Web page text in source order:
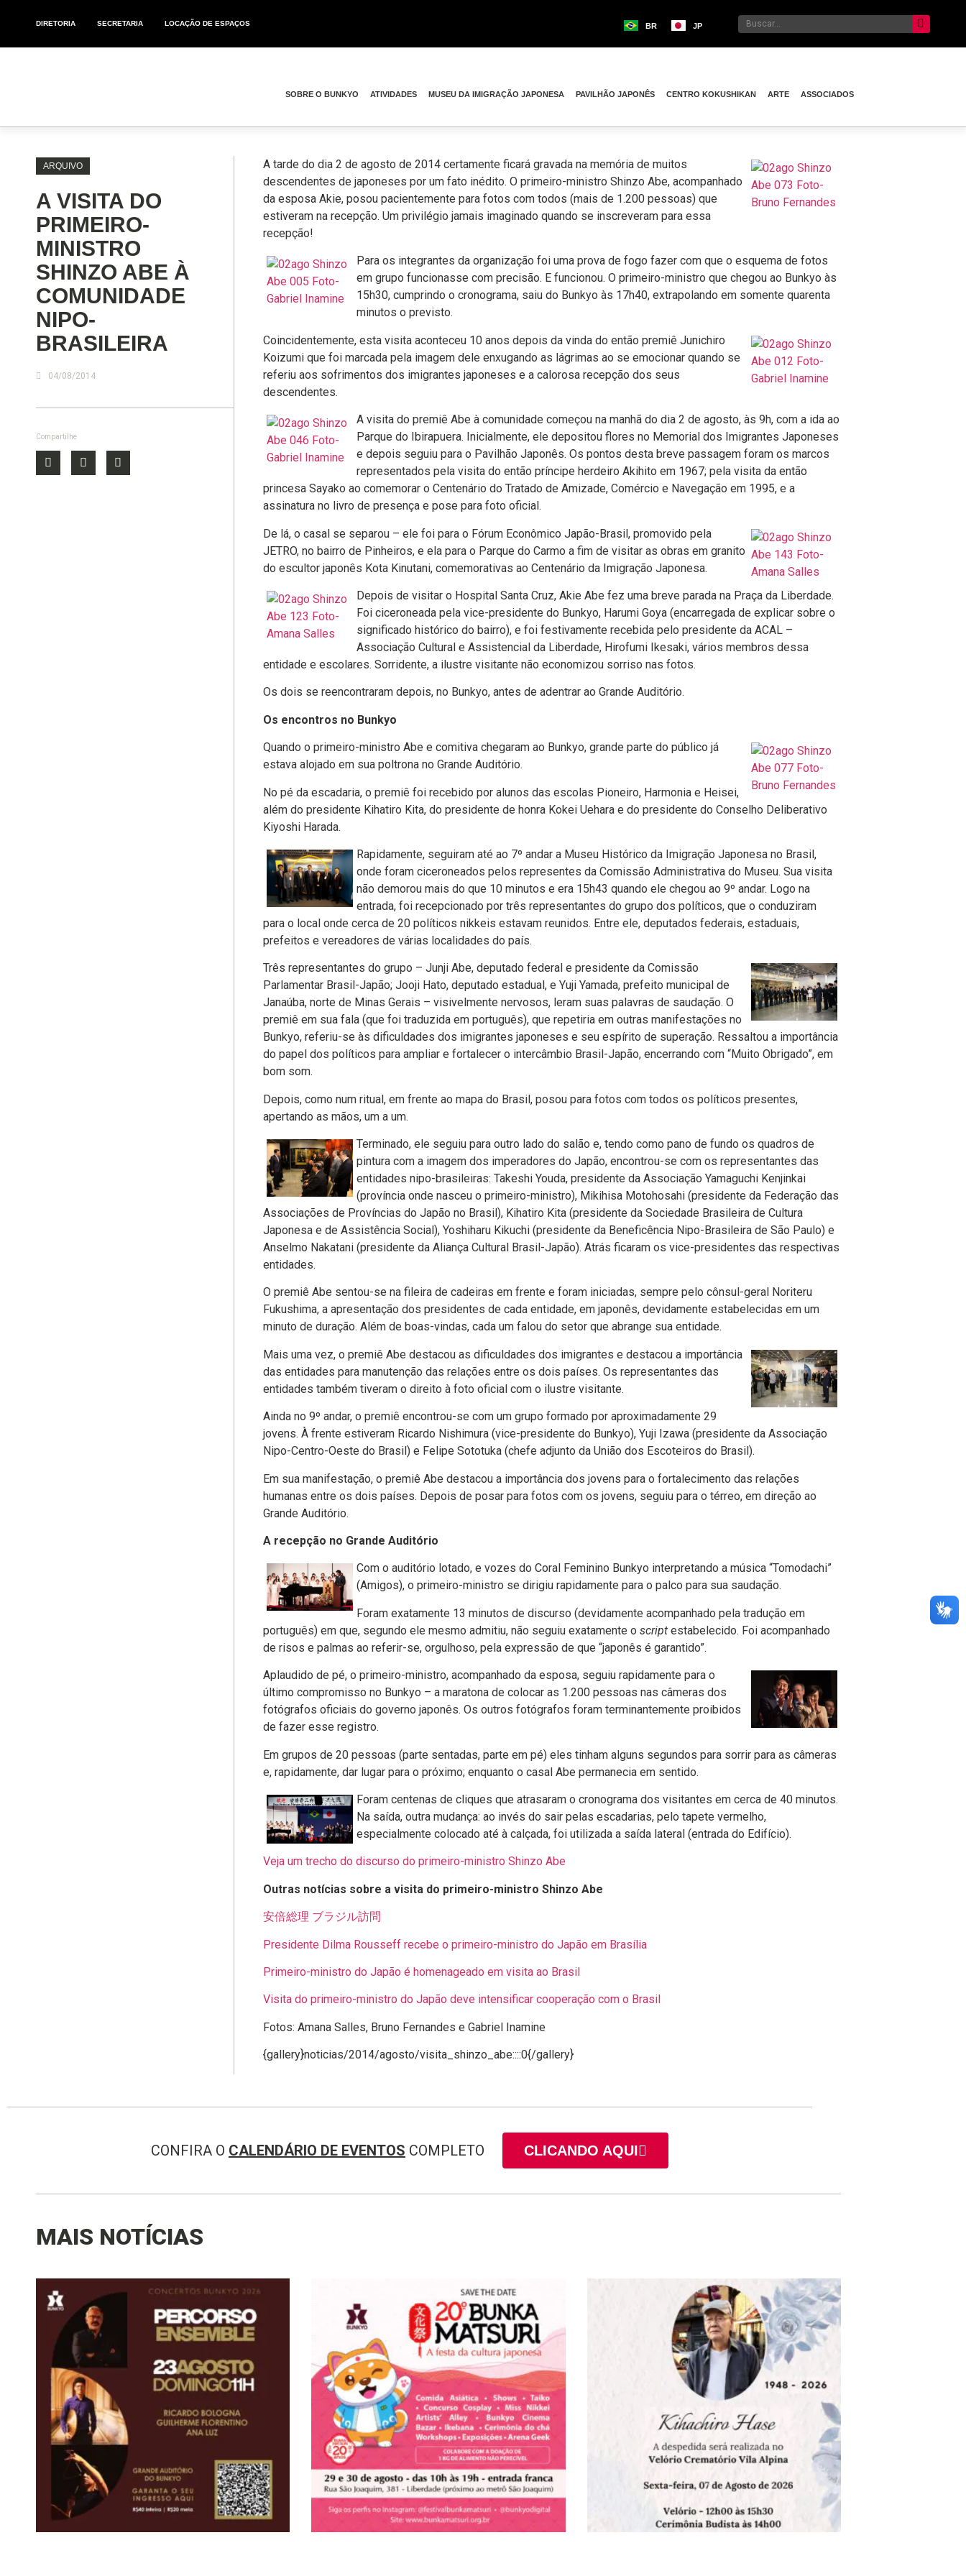
DIRETORIA SECRETARIA LOCAÇÃO DE ESPAÇOS BR JP
SOBRE O BUNKYO ATIVIDADES MUSEU DA IMIGRAÇÃO JAPONESA PAVILHÃO JAPONÊS CENTRO KOKUSHIKAN ARTE ASSOCIADOS
ARQUIVO
A VISITA DO
PRIMEIRO-
MINISTRO
SHINZO ABE À
COMUNIDADE
NIPO-
BRASILEIRA
04/08/2014
Compartilhe
A tarde do dia 2 de agosto de 2014 certamente ficará gravada na memória de muitos
descendentes de japoneses por um fato inédito. O primeiro-ministro Shinzo Abe, acompanhado
da esposa Akie, posou pacientemente para fotos com todos (mais de 1.200 pessoas) que
estiveram na recepção. Um privilégio jamais imaginado quando se inscreveram para essa
recepção!
Para os integrantes da organização foi uma prova de fogo fazer com que o esquema de fotos
em grupo funcionasse com precisão. E funcionou. O primeiro-ministro que chegou ao Bunkyo às
15h30, cumprindo o cronograma, saiu do Bunkyo às 17h40, extrapolando em somente quarenta
minutos o previsto.
Coincidentemente, esta visita aconteceu 10 anos depois da vinda do então premiê Junichiro
Koizumi que foi marcada pela imagem dele enxugando as lágrimas ao se emocionar quando se
referiu aos sofrimentos dos imigrantes japoneses e a calorosa recepção dos seus
descendentes.
A visita do premiê Abe à comunidade começou na manhã do dia 2 de agosto, às 9h, com a ida ao
Parque do Ibirapuera. Inicialmente, ele depositou flores no Memorial dos Imigrantes Japoneses
e depois seguiu para o Pavilhão Japonês. Os pontos desta breve passagem foram os marcos
representados pela visita do então príncipe herdeiro Akihito em 1967; pela visita da então
princesa Sayako ao comemorar o Centenário do Tratado de Amizade, Comércio e Navegação em 1995, e a
assinatura no livro de presença e pose para foto oficial.
De lá, o casal se separou – ele foi para o Fórum Econômico Japão-Brasil, promovido pela
JETRO, no bairro de Pinheiros, e ela para o Parque do Carmo a fim de visitar as obras em granito
do escultor japonês Kota Kinutani, comemorativas ao Centenário da Imigração Japonesa.
Depois de visitar o Hospital Santa Cruz, Akie Abe fez uma breve parada na Praça da Liberdade.
Foi ciceroneada pela vice-presidente do Bunkyo, Harumi Goya (encarregada de explicar sobre o
significado histórico do bairro), e foi festivamente recebida pelo presidente da ACAL –
Associação Cultural e Assistencial da Liberdade, Hirofumi Ikesaki, vários membros dessa
entidade e escolares. Sorridente, a ilustre visitante não economizou sorriso nas fotos.
Os dois se reencontraram depois, no Bunkyo, antes de adentrar ao Grande Auditório.
Os encontros no Bunkyo
Quando o primeiro-ministro Abe e comitiva chegaram ao Bunkyo, grande parte do público já
estava alojado em sua poltrona no Grande Auditório.
No pé da escadaria, o premiê foi recebido por alunos das escolas Pioneiro, Harmonia e Heisei,
além do presidente Kihatiro Kita, do presidente de honra Kokei Uehara e do presidente do Conselho Deliberativo
Kiyoshi Harada.
Rapidamente, seguiram até ao 7º andar a Museu Histórico da Imigração Japonesa no Brasil,
onde foram ciceroneados pelos representes da Comissão Administrativa do Museu. Sua visita
não demorou mais do que 10 minutos e era 15h43 quando ele chegou ao 9º andar. Logo na
entrada, foi recepcionado por três representantes do grupo dos políticos, que o conduziram
para o local onde cerca de 20 políticos nikkeis estavam reunidos. Entre ele, deputados federais, estaduais,
prefeitos e vereadores de várias localidades do país.
Três representantes do grupo – Junji Abe, deputado federal e presidente da Comissão
Parlamentar Brasil-Japão; Jooji Hato, deputado estadual, e Yuji Yamada, prefeito municipal de
Janaúba, norte de Minas Gerais – visivelmente nervosos, leram suas palavras de saudação. O
premiê em sua fala (que foi traduzida em português), que repetiria em outras manifestações no
Bunkyo, referiu-se às dificuldades dos imigrantes japoneses e seu espírito de superação. Ressaltou a importância
do papel dos políticos para ampliar e fortalecer o intercâmbio Brasil-Japão, encerrando com “Muito Obrigado”, em
bom som.
Depois, como num ritual, em frente ao mapa do Brasil, posou para fotos com todos os políticos presentes,
apertando as mãos, um a um.
Terminado, ele seguiu para outro lado do salão e, tendo como pano de fundo os quadros de
pintura com a imagem dos imperadores do Japão, encontrou-se com os representantes das
entidades nipo-brasileiras: Takeshi Youda, presidente da Associação Yamaguchi Kenjinkai
(província onde nasceu o primeiro-ministro), Mikihisa Motohosahi (presidente da Federação das
Associações de Províncias do Japão no Brasil), Kihatiro Kita (presidente da Sociedade Brasileira de Cultura
Japonesa e de Assistência Social), Yoshiharu Kikuchi (presidente da Beneficência Nipo-Brasileira de São Paulo) e
Anselmo Nakatani (presidente da Aliança Cultural Brasil-Japão). Atrás ficaram os vice-presidentes das respectivas
entidades.
O premiê Abe sentou-se na fileira de cadeiras em frente e foram iniciadas, sempre pelo cônsul-geral Noriteru
Fukushima, a apresentação dos presidentes de cada entidade, em japonês, devidamente estabelecidas em um
minuto de duração. Além de boas-vindas, cada um falou do setor que abrange sua entidade.
Mais uma vez, o premiê Abe destacou as dificuldades dos imigrantes e destacou a importância
das entidades para manutenção das relações entre os dois países. Os representantes das
entidades também tiveram o direito à foto oficial com o ilustre visitante.
Ainda no 9º andar, o premiê encontrou-se com um grupo formado por aproximadamente 29
jovens. À frente estiveram Ricardo Nishimura (vice-presidente do Bunkyo), Yuji Izawa (presidente da Associação
Nipo-Centro-Oeste do Brasil) e Felipe Sototuka (chefe adjunto da União dos Escoteiros do Brasil).
Em sua manifestação, o premiê Abe destacou a importância dos jovens para o fortalecimento das relações
humanas entre os dois países. Depois de posar para fotos com os jovens, seguiu para o térreo, em direção ao
Grande Auditório.
A recepção no Grande Auditório
Com o auditório lotado, e vozes do Coral Feminino Bunkyo interpretando a música “Tomodachi”
(Amigos), o primeiro-ministro se dirigiu rapidamente para o palco para sua saudação.
Foram exatamente 13 minutos de discurso (devidamente acompanhado pela tradução em
português) em que, segundo ele mesmo admitiu, não seguiu exatamente oscript estabelecido. Foi acompanhado
de risos e palmas ao referir-se, orgulhoso, pela expressão de que “japonês é garantido”.
Aplaudido de pé, o primeiro-ministro, acompanhado da esposa, seguiu rapidamente para o
último compromisso no Bunkyo – a maratona de colocar as 1.200 pessoas nas câmeras dos
fotógrafos oficiais do governo japonês. Os outros fotógrafos foram terminantemente proibidos
de fazer esse registro.
Em grupos de 20 pessoas (parte sentadas, parte em pé) eles tinham alguns segundos para sorrir para as câmeras
e, rapidamente, dar lugar para o próximo; enquanto o casal Abe permanecia em sentido.
Foram centenas de cliques que atrasaram o cronograma dos visitantes em cerca de 40 minutos.
Na saída, outra mudança: ao invés do sair pelas escadarias, pelo tapete vermelho,
especialmente colocado até à calçada, foi utilizada a saída lateral (entrada do Edifício).
Veja um trecho do discurso do primeiro-ministro Shinzo Abe
Outras notícias sobre a visita do primeiro-ministro Shinzo Abe
安倍総理 ブラジル訪問
Presidente Dilma Rousseff recebe o primeiro-ministro do Japão em Brasília
Primeiro-ministro do Japão é homenageado em visita ao Brasil
Visita do primeiro-ministro do Japão deve intensificar cooperação com o Brasil
Fotos: Amana Salles, Bruno Fernandes e Gabriel Inamine
{gallery}noticias/2014/agosto/visita_shinzo_abe::::0{/gallery}
CONFIRA O CALENDÁRIO DE EVENTOS COMPLETO CLICANDO AQUI
MAIS NOTÍCIAS